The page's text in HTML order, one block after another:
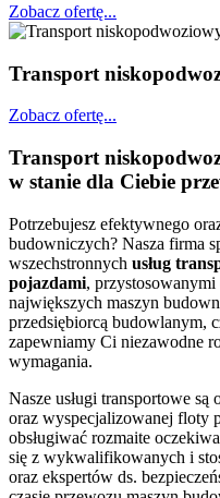
Zobacz ofertę...
Transport
Zobacz ofertę...
Transport
w stanie dla Ciebie
Potrzebujesz efektywnego
budowniczych? Nasza firma
wszechstronnych usług
pojazdami,
największych maszyn
przedsiębiorcą budowlanym,
zapewniamy Ci niezawodne
wymagania.
Nasze usługi transportowe
oraz wyspecjalizowanej floty
obsługiwać rozmaite
się z wykwalifikowanych i
oraz ekspertów ds.